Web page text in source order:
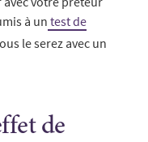
à un test de
le serez avec un
de